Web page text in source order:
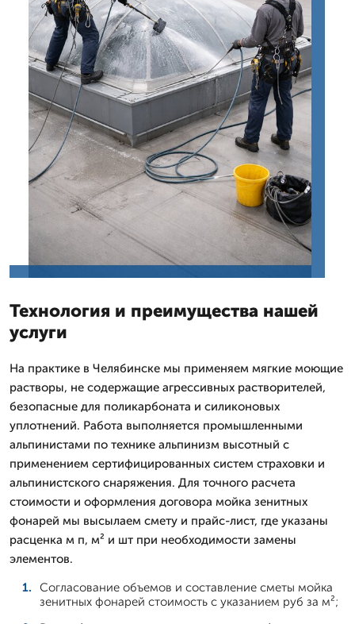
Технология и преимущества нашей
услуги
На практике в Челябинске мы применяем мягкие моющие
растворы, не содержащие агрессивных растворителей,
безопасные для поликарбоната и силиконовых
уплотнений. Работа выполняется промышленными
альпинистами по технике альпинизм высотный с
применением сертифицированных систем страховки и
альпинистского снаряжения. Для точного расчета
стоимости и оформления договора мойка зенитных
фонарей мы высылаем смету и прайс-лист, где указаны
расценка м п, м² и шт при необходимости замены
элементов.
Согласование объемов и составление сметы мойка
зенитных фонарей стоимость с указанием руб за м²;